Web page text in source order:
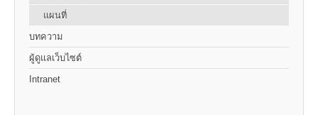
แผนที่
บทความ
ผู้ดูแลเว็บไซต์
Intranet